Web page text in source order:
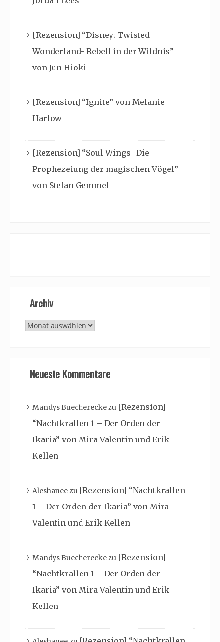
[Rezension] “Disney: Twisted
Wonderland- Rebell in der Wildnis”
von Jun Hioki
[Rezension] “Ignite” von Melanie
Harlow
[Rezension] “Soul Wings- Die
Prophezeiung der magischen Vögel”
von Stefan Gemmel
Archiv
Archiv
Neueste Kommentare
Mandys Buechereckezu [Rezension]
“Nachtkrallen 1 – Der Orden der
Ikaria” von Mira Valentin und Erik
Kellen
Aleshaneezu [Rezension] “Nachtkrallen
1 – Der Orden der Ikaria” von Mira
Valentin und Erik Kellen
Mandys Buechereckezu [Rezension]
“Nachtkrallen 1 – Der Orden der
Ikaria” von Mira Valentin und Erik
Kellen